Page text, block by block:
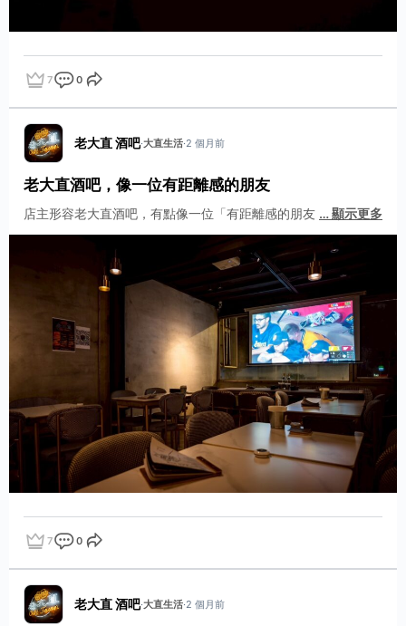
點讚 7評論 0分享
老大直 酒吧·大直生活·2 個月前
老大直酒吧，像一位有距離感的朋友
店主形容老大直酒吧，有點像一位「有距離感的朋友 …顯示更多
點讚 7評論 0分享
老大直 酒吧·大直生活·2 個月前